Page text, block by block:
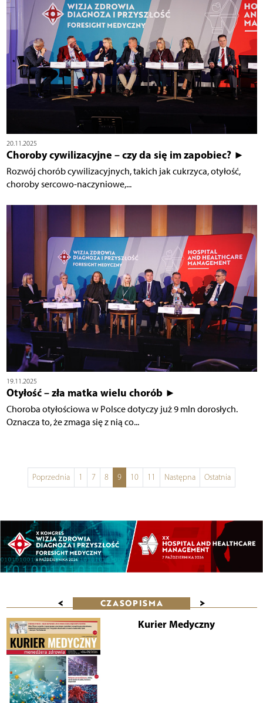
20.11.2025
Choroby cywilizacyjne – czy da się im zapobiec? ►
Rozwój chorób cywilizacyjnych, takich jak cukrzyca, otyłość,
choroby sercowo-naczyniowe,...
19.11.2025
Otyłość – zła matka wielu chorób ►
Choroba otyłościowa w Polsce dotyczy już 9 mln dorosłych.
Oznacza to, że zmaga się z nią co...
Poprzednia 1 7 8 9 10 11 Następna Ostatnia
< CZASOPISMA >
Kurier Medyczny